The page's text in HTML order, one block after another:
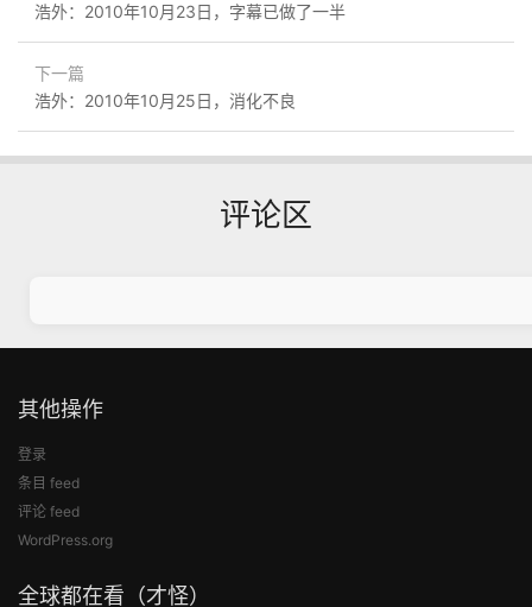
浩外：2010年10月23日，字幕已做了一半
下一篇
浩外：2010年10月25日，消化不良
评论区
其他操作
登录
条目 feed
评论 feed
WordPress.org
全球都在看（才怪）